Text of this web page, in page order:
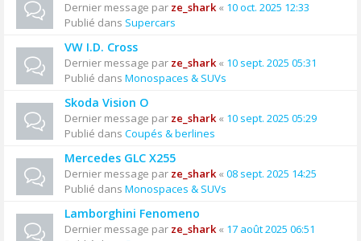
Dernier message par ze_shark« 10 oct. 2025 12:33
Publié dans Supercars
VW I.D. Cross
Dernier message par ze_shark« 10 sept. 2025 05:31
Publié dans Monospaces & SUVs
Skoda Vision O
Dernier message par ze_shark« 10 sept. 2025 05:29
Publié dans Coupés & berlines
Mercedes GLC X255
Dernier message par ze_shark« 08 sept. 2025 14:25
Publié dans Monospaces & SUVs
Lamborghini Fenomeno
Dernier message par ze_shark« 17 août 2025 06:51